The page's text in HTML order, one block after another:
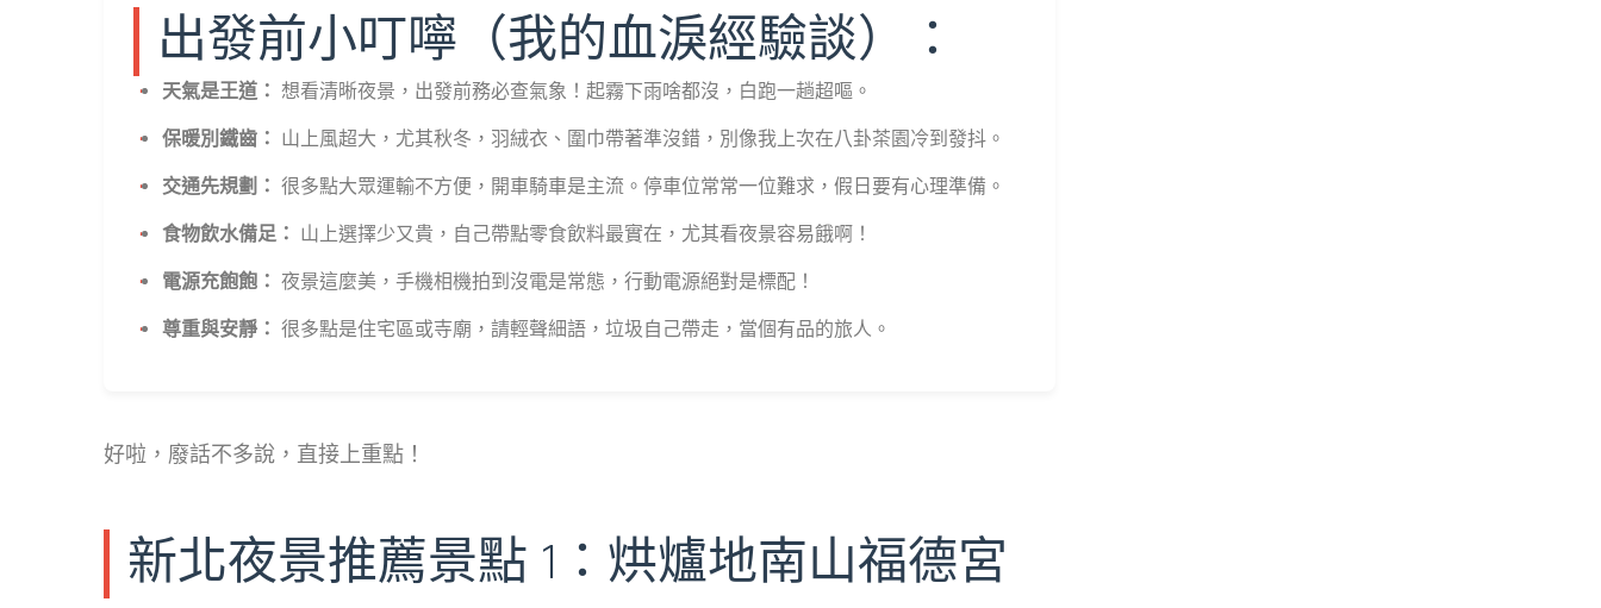
出發前小叮嚀（我的血淚經驗談）：
天氣是王道： 想看清晰夜景，出發前務必查氣象！起霧下雨啥都沒，白跑一趟超嘔。
保暖別鐵齒： 山上風超大，尤其秋冬，羽絨衣、圍巾帶著準沒錯，別像我上次在八卦茶園冷到發抖。
交通先規劃： 很多點大眾運輸不方便，開車騎車是主流。停車位常常一位難求，假日要有心理準備。
食物飲水備足： 山上選擇少又貴，自己帶點零食飲料最實在，尤其看夜景容易餓啊！
電源充飽飽： 夜景這麼美，手機相機拍到沒電是常態，行動電源絕對是標配！
尊重與安靜： 很多點是住宅區或寺廟，請輕聲細語，垃圾自己帶走，當個有品的旅人。
好啦，廢話不多說，直接上重點！
新北夜景推薦景點 1：烘爐地南山福德宮